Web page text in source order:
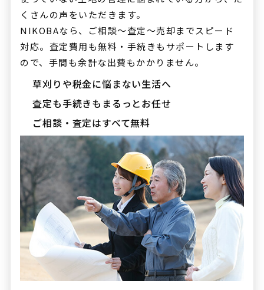
くさんの声をいただきます。
NIKOBAなら、ご相談〜査定〜売却までスピード
対応。査定費用も無料・手続きもサポートします
ので、手間も余計な出費もかかりません。
草刈りや税金に悩まない生活へ
査定も手続きもまるっとお任せ
ご相談・査定はすべて無料